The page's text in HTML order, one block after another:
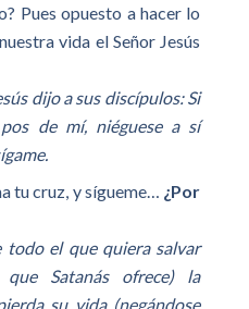
Pues opuesto a hacer lo
vida el Señor Jesús
dijo a sus discípulos: Si
de mí, niéguese a sí
tu cruz, y sígueme… ¿Por
todo el que quiera salvar
Satanás ofrece) la
su vida (negándose